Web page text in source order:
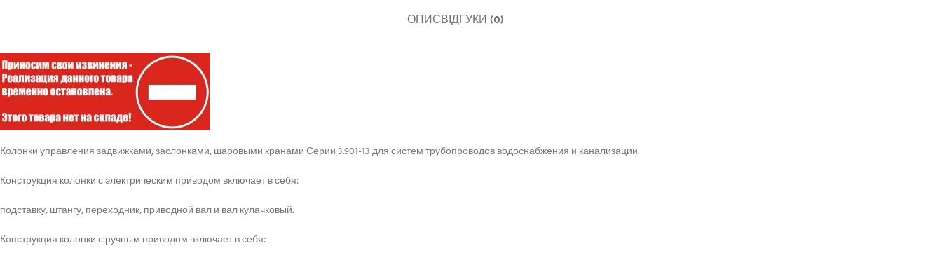
ОПИСВІДГУКИ (0)
Колонки управления задвижками, заслонками, шаровыми кранами Серии 3.901-13 для систем трубопроводов водоснабжения и канализации.
Конструкция колонки с электрическим приводом включает в себя:
подставку, штангу, переходник, приводной вал и вал кулачковый.
Конструкция колонки с ручным приводом включает в себя: